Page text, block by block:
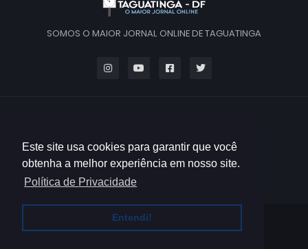
Este site usa cookies para garantir que você
obtenha a melhor experiência em nosso site.
Política de Privacidade
Entendi!
SOMOS O MAIOR JORNAL ONLINE DE TAGUATINGA
HOME QUEM SOMOS
CONTATO